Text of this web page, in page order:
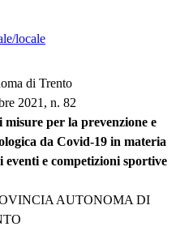
locale
di Trento
2021, n. 82
per la prevenzione e
da Covid-19 in materia
e competizioni sportive
AUTONOMA DI